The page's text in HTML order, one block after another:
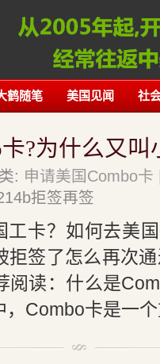
鹤随笔 美国见闻 社
?为什么又叫
: 申请美国Combo卡
拒签再签
工卡？如何去美
拒签了怎么再次
阅读：什么是
Combo卡是一